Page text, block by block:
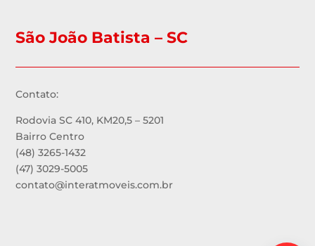
São João Batista – SC
Contato:
Rodovia SC 410, KM20,5 – 5201
Bairro Centro
(48) 3265-1432
(47) 3029-5005
contato@interatmoveis.com.br